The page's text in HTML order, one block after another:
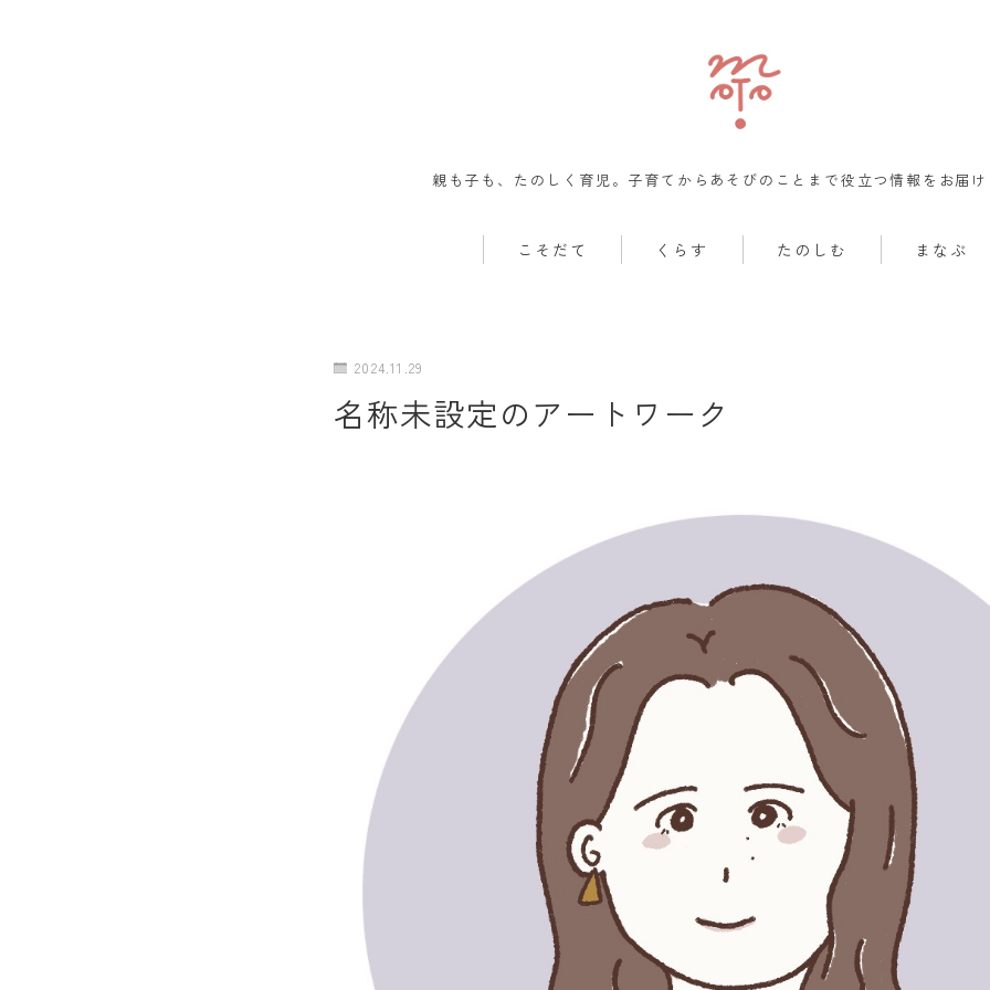
親も子も、たのしく育児。子育てからあそびのことまで役立つ情報をお届
こそだて くらす たのしむ まなぶ
2024.11.29
名称未設定のアートワーク